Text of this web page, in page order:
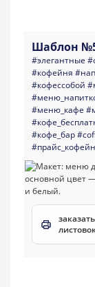
Шаблон
#элегантные
#кофейня
#кофессобой
#меню_кафе
#кофе_бар